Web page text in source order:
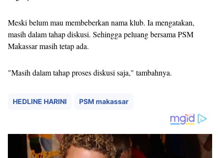
Meski belum mau membeberkan nama klub. Ia mengatakan,
masih dalam tahap diskusi. Sehingga peluang bersama PSM
Makassar masih tetap ada.
"Masih dalam tahap proses diskusi saja," tambahnya.
HEDLINE HARINI PSM makassar